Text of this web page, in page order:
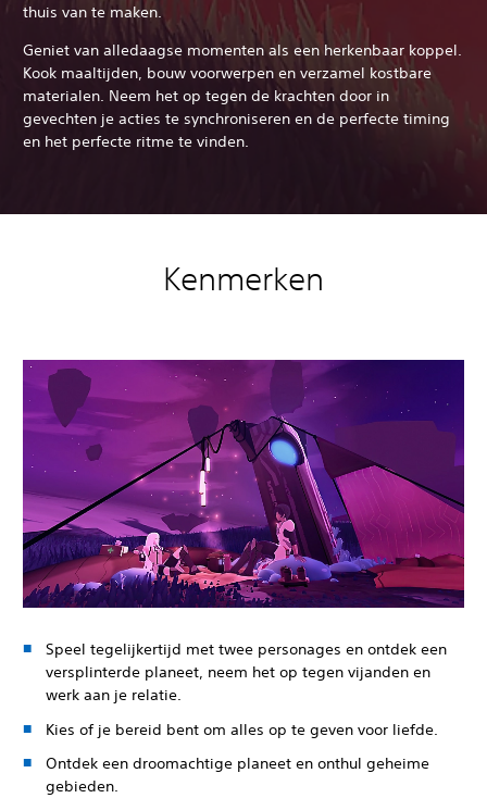
thuis van te maken.
Geniet van alledaagse momenten als een herkenbaar koppel.
Kook maaltijden, bouw voorwerpen en verzamel kostbare
materialen. Neem het op tegen de krachten door in
gevechten je acties te synchroniseren en de perfecte timing
en het perfecte ritme te vinden.
Kenmerken
Speel tegelijkertijd met twee personages en ontdek een
versplinterde planeet, neem het op tegen vijanden en
werk aan je relatie.
Kies of je bereid bent om alles op te geven voor liefde.
Ontdek een droomachtige planeet en onthul geheime
gebieden.